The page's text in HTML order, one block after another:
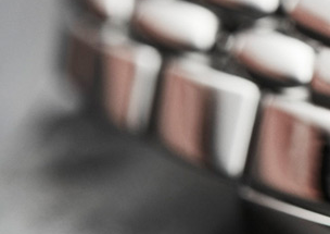
2026年6月雷
2026年6月北
2026年6月雷